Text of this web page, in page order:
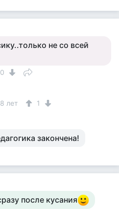
не со всей
0
8 лет 1
закончена!
после кусания